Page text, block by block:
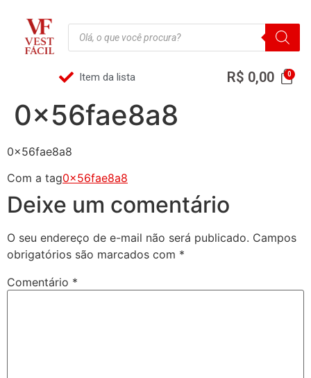
Item da lista R$ 0,00
0x56fae8a8
0x56fae8a8
Com a tag0x56fae8a8
Deixe um comentário
O seu endereço de e-mail não será publicado. Campos
obrigatórios são marcados com *
Comentário *